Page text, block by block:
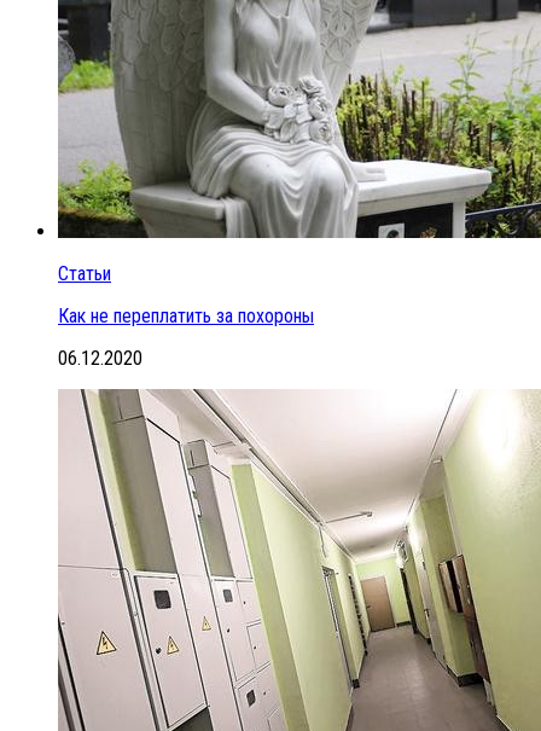
Статьи
Как не переплатить за похороны
06.12.2020